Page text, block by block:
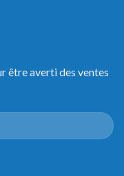
être averti des ventes